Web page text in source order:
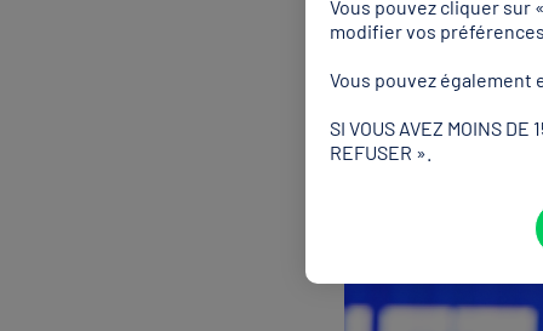
Au-delà d’assurer le
par équipes, ces
métaux confondus (28,
Vous pouvez cliquer sur
modifier vos
Vous pouvez également
SI VOUS AVEZ MOINS DE
REFUSER ».